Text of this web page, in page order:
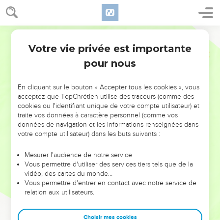
NE MANQUEZ PAS L’ÉVÉNEMENT
DE L’ANNÉE !
ET SI LEURS ERREURS POUVAIENT VOUS ÉVITER LES
VOTRES ?
leur foi ou leur vision. Mais on voit moins les doutes, les erreurs
et les saisons difficiles qu'ils ont traversés, alors même que ce
sont elles qui les ont façonnés.
Dans cette conférence, leaders, entrepreneurs, et responsables
clés pour avancer avec plus de sagesse afin que leurs erreurs
Votre vie privée est importante
pour nous
En cliquant sur le bouton « Accepter tous les cookies », vous
acceptez que TopChrétien utilise des traceurs (comme des
cookies ou l'identifiant unique de votre compte utilisateur) et
traite vos données à caractère personnel (comme vos
données de navigation et les informations renseignées dans
votre compte utilisateur) dans les buts suivants :
Mesurer l'audience de notre service
Vous permettre d'utiliser des services tiers tels que de la
vidéo, des cartes du monde…
Vous permettre d'entrer en contact avec notre service de
relation aux utilisateurs.
Choisir mes cookies